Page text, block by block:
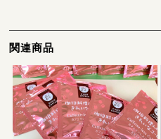
関連商品